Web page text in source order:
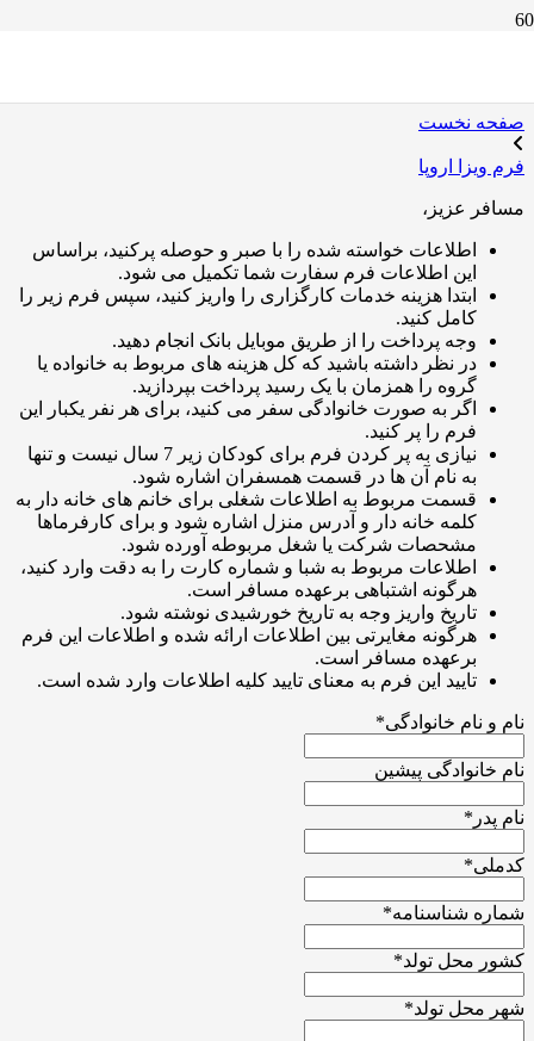
صفحه نخست
فرم ویزا اروپا
مسافر عزیز،
اطلاعات خواسته شده را با صبر و حوصله پرکنید، براساس
این اطلاعات فرم سفارت شما تکمیل می شود.
ابتدا هزینه خدمات کارگزاری را واریز کنید، سپس فرم زیر را
کامل کنید.
وجه پرداخت را از طریق موبایل بانک انجام دهید.
در نظر داشته باشید که کل هزینه های مربوط به خانواده یا
گروه را همزمان با یک رسید پرداخت بپردازید.
اگر به صورت خانوادگی سفر می کنید، برای هر نفر یکبار این
فرم را پر کنید.
نیازی به پر کردن فرم برای کودکان زیر 7 سال نیست و تنها
به نام آن ها در قسمت همسفران اشاره شود.
قسمت مربوط به اطلاعات شغلی برای خانم های خانه دار به
کلمه خانه دار و آدرس منزل اشاره شود و برای کارفرماها
مشحصات شرکت یا شغل مربوطه آورده شود.
اطلاعات مربوط به شبا و شماره کارت را به دقت وارد کنید،
هرگونه اشتباهی برعهده مسافر است.
تاریخ واریز وجه به تاریخ خورشیدی نوشته شود.
هرگونه مغایرتی بین اطلاعات ارائه شده و اطلاعات این فرم
برعهده مسافر است.
تایید این فرم به معنای تایید کلیه اطلاعات وارد شده است.
نام و نام خانوادگی*
نام خانوادگی پیشین
نام پدر *
کدملی*
شماره شناسنامه*
کشور محل تولد*
شهر محل تولد*